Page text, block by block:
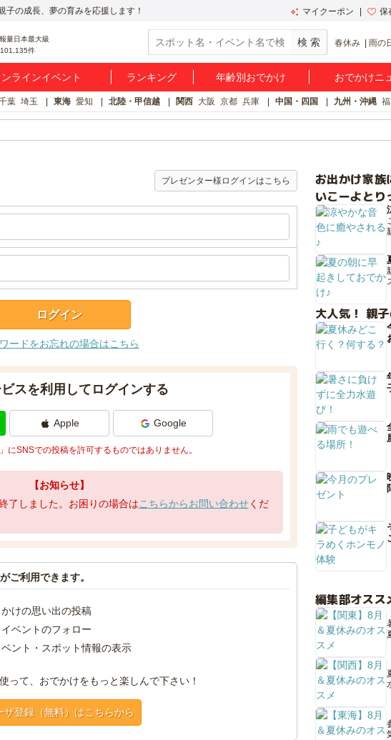
の成長、夢の育みを応援します！ マイクーポン 保
101,135件
春休み 雨の
ンラインイベント ランキング 年齢別おでかけ おでかけニ
葉 埼玉 東海 愛知 北陸・甲信越 関西 大阪 京都 兵庫 中国・四国 九州・沖縄
プレゼンター様ログインはこちら
ードをお忘れの場合はこちら
スを利用してログインする
Apple Google
にSNSでの投稿を許可するものではありません。
【お知らせ】
了しました。お困りの場合はこちらからお問い合わせくだ
ご利用できます。
けの思い出の投稿
ベントのフォロー
ント・スポット情報の表示
って、おでかけをもっと楽しんで下さい！
ザ登録（無料）はこちらから
お出かけ家族
いこーよとり
大人気！ 親
編集部オスス